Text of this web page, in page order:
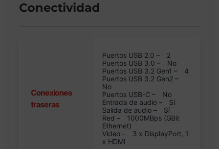
Conectividad
Conexiones
traseras
Puertos USB 2.0 –
2
Puertos USB 3.0 –
No
Puertos USB 3.2 Gen1 –
4
Puertos USB 3.2 Gen2 –
No
Puertos USB-C –
No
Entrada de audio –
Sí
Salida de audio –
Sí
Red –
1000MBps (GBit
Ethernet)
Vídeo –
3 x DisplayPort, 1
x HDMI